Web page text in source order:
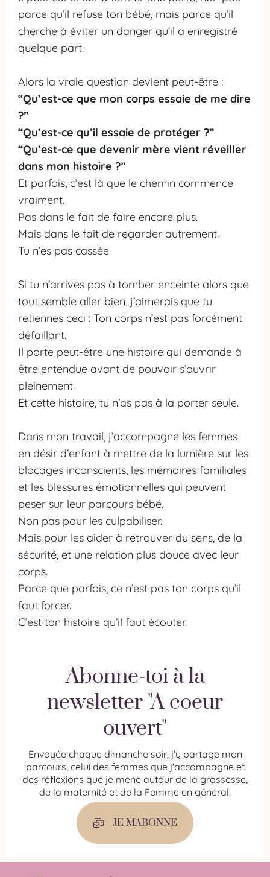
parce qu’il refuse ton bébé, mais parce qu’il
cherche à éviter un danger qu’il a enregistré
quelque part.
Alors la vraie question devient peut-être :
“Qu’est-ce que mon corps essaie de me dire
?”
“Qu’est-ce qu’il essaie de protéger ?”
“Qu’est-ce que devenir mère vient réveiller
dans mon histoire ?”
Et parfois, c’est là que le chemin commence
vraiment.
Pas dans le fait de faire encore plus.
Mais dans le fait de regarder autrement.
Tu n’es pas cassée
Si tu n’arrives pas à tomber enceinte alors que
tout semble aller bien, j’aimerais que tu
retiennes ceci : Ton corps n’est pas forcément
défaillant.
Il porte peut-être une histoire qui demande à
être entendue avant de pouvoir s’ouvrir
pleinement.
Et cette histoire, tu n’as pas à la porter seule.
Dans mon travail, j’accompagne les femmes
en désir d’enfant à mettre de la lumière sur les
blocages inconscients, les mémoires familiales
et les blessures émotionnelles qui peuvent
peser sur leur parcours bébé.
Non pas pour les culpabiliser.
Mais pour les aider à retrouver du sens, de la
sécurité, et une relation plus douce avec leur
corps.
Parce que parfois, ce n’est pas ton corps qu’il
faut forcer.
C’est ton histoire qu’il faut écouter.
Abonne-toi à la
newsletter "A coeur
ouvert"
Envoyée chaque dimanche soir, j'y partage mon
parcours, celui des femmes que j'accompagne et
des réflexions que je mène autour de la grossesse,
de la maternité et de la Femme en général.
JE M'ABONNE